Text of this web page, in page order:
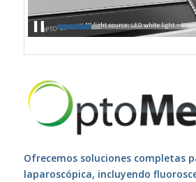
Ofrecemos soluciones completas
laparoscópica, incluyendo